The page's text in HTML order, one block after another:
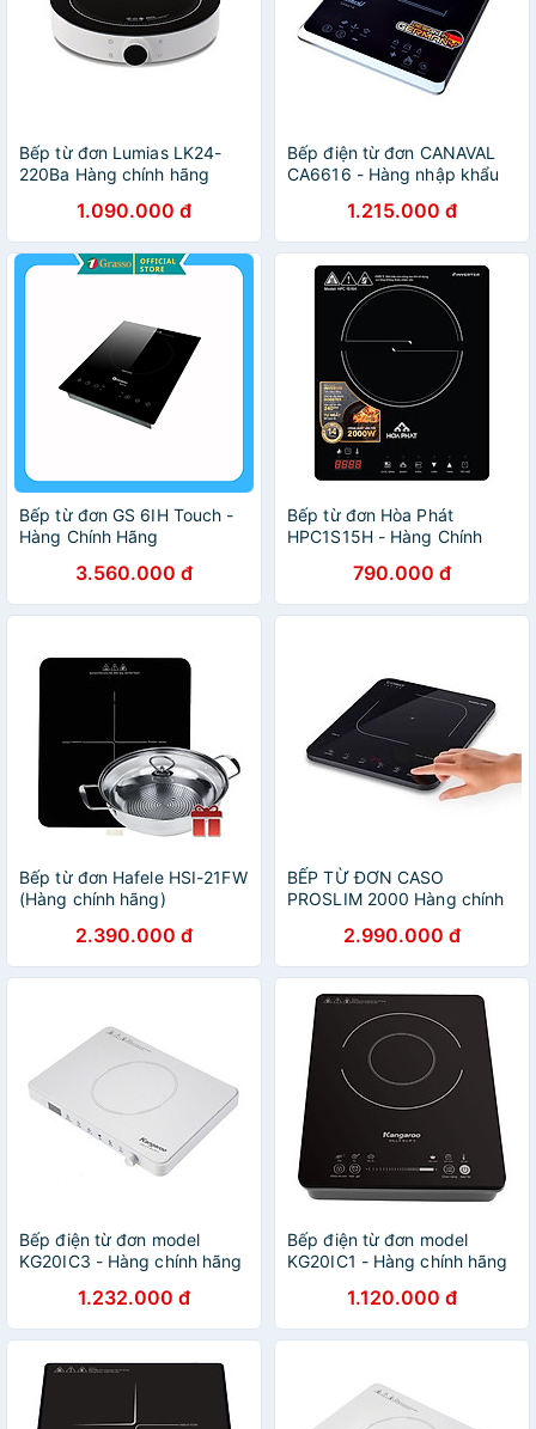
Bếp từ đơn Lumias LK24-
220Ba Hàng chính hãng
1.090.000 đ
Bếp điện từ đơn CANAVAL
CA6616 - Hàng nhập khẩu
1.215.000 đ
Bếp từ đơn GS 6IH Touch -
Hàng Chính Hãng
3.560.000 đ
Bếp từ đơn Hòa Phát
HPC1S15H - Hàng Chính
790.000 đ
Bếp từ đơn Hafele HSI-21FW
(Hàng chính hãng)
2.390.000 đ
BẾP TỪ ĐƠN CASO
PROSLIM 2000 Hàng chính
2.990.000 đ
Bếp điện từ đơn model
KG20IC3 - Hàng chính hãng
1.232.000 đ
Bếp điện từ đơn model
KG20IC1 - Hàng chính hãng
1.120.000 đ